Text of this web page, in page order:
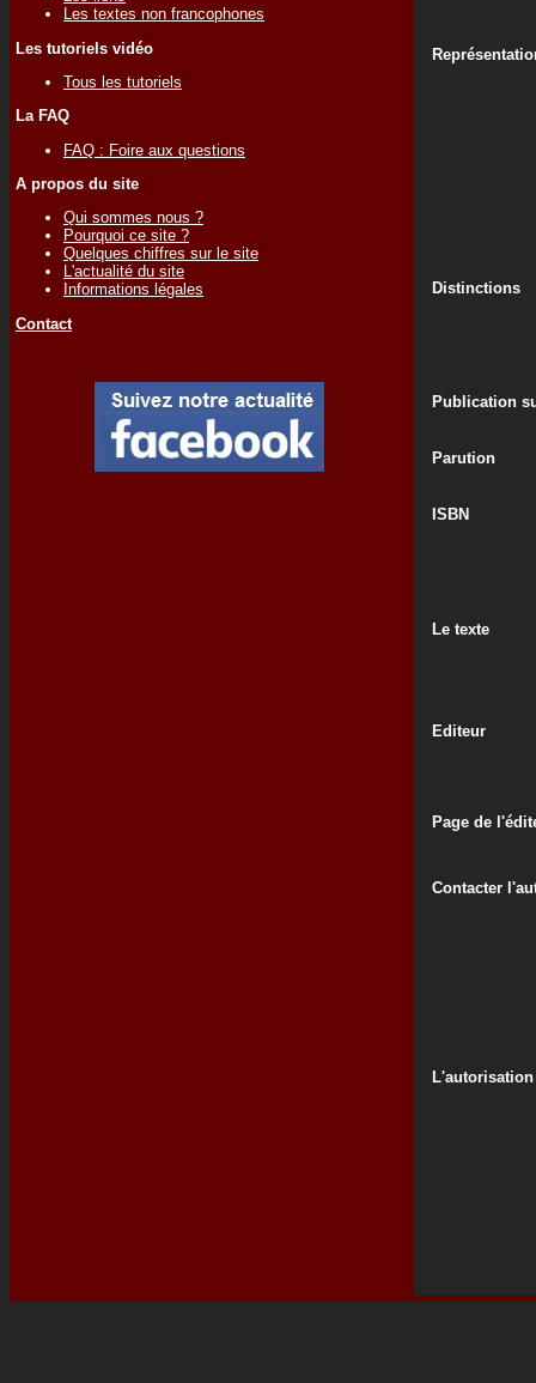
Les textes non francophones
Les tutoriels vidéo
Tous les tutoriels
La FAQ
FAQ : Foire aux questions
A propos du site
Qui sommes nous ?
Pourquoi ce site ?
Quelques chiffres sur le site
L'actualité du site
Informations légales
Contact
Distinctions
Publication
Parution
ISBN
Le texte
Editeur
Page de
Contacter
L'autorisation